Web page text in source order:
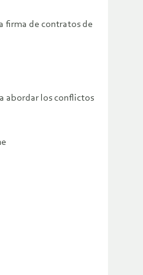
firma de contratos de
abordar los conflictos